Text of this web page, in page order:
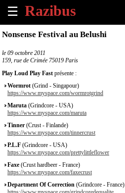
☰
×
Tous
évènements
à
venir
Annoncer
évènement
Contact
Nonsense Festival au Belushi
le 09 octobre 2011
159, rue de Crimée 75019 Paris
Play Loud Play Fast présente :
Wormrot (Grind - Singapour)
https://www.myspace.com/wormrotgrind
Maruta (Grindcore - USA)
https://www.myspace.com/maruta
Tinner (Crust - Finlande)
https://www.myspace.com/tinnercrust
P.L.F (Grindcore - USA)
https://www.myspace.com/prettylittleflower
Faxe (Crust hardbeer - France)
https://www.myspace.com/faxecrust
Department Of Correction (Grindcore - France)